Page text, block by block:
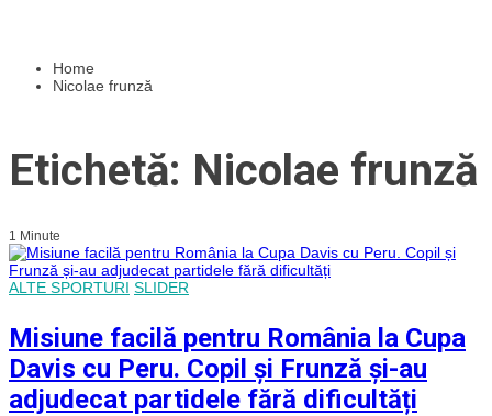
Home
Nicolae frunză
Etichetă: Nicolae frunză
1 Minute
ALTE SPORTURI SLIDER
Misiune facilă pentru România la Cupa
Davis cu Peru. Copil și Frunză și-au
adjudecat partidele fără dificultăți